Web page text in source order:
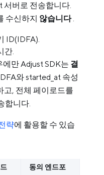
서버로 전송합니다.
수신하지 않습니다.
ID(IDFA).
간.
에만 Adjust SDK는 결
와 started_at 속성
고, 전체 페이로드를
합니다.
략에 활용할 수 있습
동의 엔드포